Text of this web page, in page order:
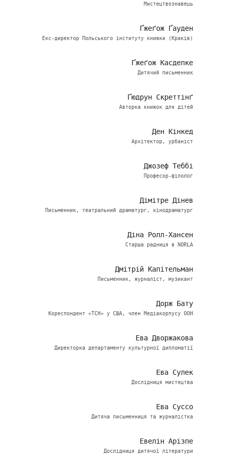
Мистецтвознавець
Ґжеґож Ґауден
Екс-директор Польського інституту книжки (Краків)
Ґжеґож Касдепке
Дитячий письменник
Ґюдрун Скреттінґ
Авторка книжок для дітей
Ден Кінкед
Архітектор, урбаніст
Джозеф Теббі
Професор-філолог
Дімітре Дінев
Письменник, театральний драматург, кінодраматург
Діна Ролл-Хансен
Старша радниця в NORLA
Дмітрій Капітельман
Письменник, журналіст, музикант
Дорж Бату
Кореспондент «ТСН» у США, член Медіакорпусу ООН
Ева Дворжакова
Директорка департаменту культурної дипломатії
Ева Сулек
Дослідниця мистецтва
Ева Суссо
Дитяча письменниця та журналістка
Евелін Арізпе
Дослідниця дитячої літератури